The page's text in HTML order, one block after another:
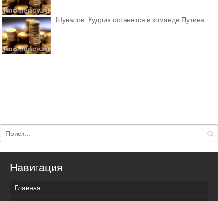
Шувалов: Кудрин останется в команде Путина
Навигация
Главная